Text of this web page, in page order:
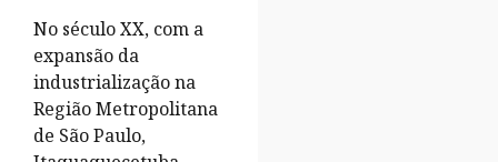
No século XX, com a
expansão da
industrialização na
Região Metropolitana
de São Paulo,